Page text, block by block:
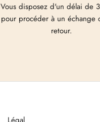
Vous disposez d'un délai de
pour procéder à un échange
retour.